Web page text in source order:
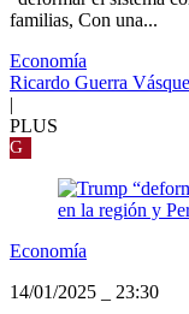
familias, Con una...
Economía
Ricardo Guerra
|
PLUS
G
Economía
14/01/2025
23:30